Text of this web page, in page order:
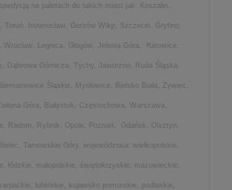
na paletach do takich miast jak: Koszalin,
Toruń, Inowrocław, Gorzów Wlkp, Szczecin, Gryfino,
Wrocław, Legnica, Głogów, Jelenia Góra, Katowice,
Dąbrowa Górnicza, Tychy, Jaworzno, Ruda Śląska,
Śląskie, Mysłowice, Bielsko Biała, Żywiec,
Góra, Białystok, Częstochowa, Warszawa,
Radom, Rybnik, Opole, Poznań, Gdańsk, Olsztyn,
Tarnowskie Góry, województwa: wielkopolskie,
łódzkie, małopolskie, świętokrzyskie, mazowieckie,
lubelskie, kujawsko pomorskie, podlaskie,